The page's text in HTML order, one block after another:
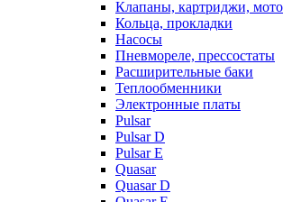
Клапаны, картриджи,
Кольца, прокладки
Насосы
Пневмореле, прессостаты
Расширительные баки
Теплообменники
Электронные платы
Pulsar
Pulsar D
Pulsar E
Quasar
Quasar D